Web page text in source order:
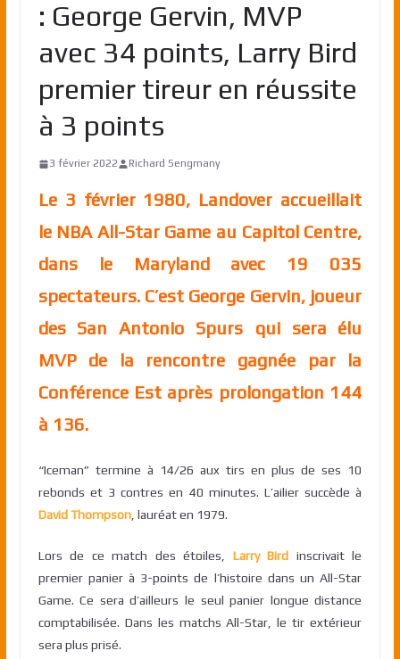
: George Gervin, MVP
avec 34 points, Larry Bird
premier tireur en réussite
à 3 points
3 février 2022 Richard Sengmany
Le 3 février 1980, Landover accueillait
le NBA All-Star Game au Capitol Centre,
dans le Maryland avec 19 035
spectateurs. C’est George Gervin, joueur
des San Antonio Spurs qui sera élu
MVP de la rencontre gagnée par la
Conférence Est après prolongation 144
à 136.
“Iceman” termine à 14/26 aux tirs en plus de ses 10
rebonds et 3 contres en 40 minutes. L’ailier succède à
David Thompson, lauréat en 1979.
Lors de ce match des étoiles, Larry Bird inscrivait le
premier panier à 3-points de l’histoire dans un All-Star
Game. Ce sera d’ailleurs le seul panier longue distance
comptabilisée. Dans les matchs All-Star, le tir extérieur
sera plus prisé.